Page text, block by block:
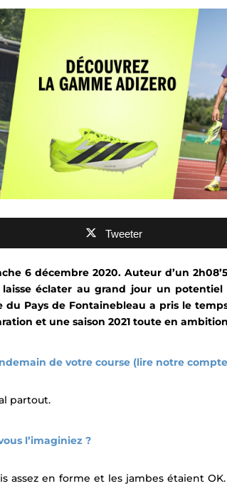
Tweeter
6 décembre 2020. Auteur d’un
éclater au grand jour un
du Pays de Fontainebleau a pris le
et une saison 2021 toute en
de votre course (lire notre
partout.
l’imaginiez ?
assez en forme et les jambes étaient